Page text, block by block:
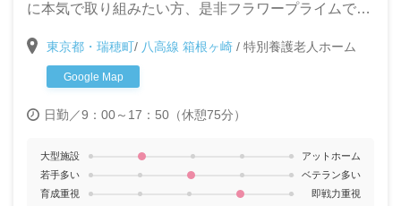
に本気で取り組みたい方、是非フラワープライムで一
上に特化した取り組みを行い、おむつゼロを目指して
います。
東京都・瑞穂町/ 八高線 箱根ヶ崎 / 特別養護老人ホーム
Google Map
日勤／9：00～17：50（休憩75分）
大型施設
アットホーム
若手多い
ベテラン多い
育成重視
即戦力重視